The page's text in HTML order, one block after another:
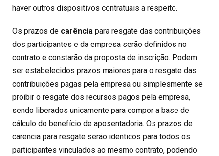
haver outros dispositivos contratuais a respeito.
Os prazos de carência para resgate das contribuições
dos participantes e da empresa serão definidos no
contrato e constarão da proposta de inscrição. Podem
ser estabelecidos prazos maiores para o resgate das
contribuições pagas pela empresa ou simplesmente se
proibir o resgate dos recursos pagos pela empresa,
sendo liberados unicamente para compor a base de
cálculo do benefício de aposentadoria. Os prazos de
carência para resgate serão idênticos para todos os
participantes vinculados ao mesmo contrato, podendo